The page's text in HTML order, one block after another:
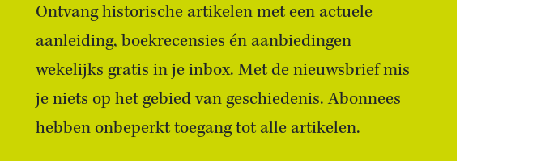
Ontvang historische artikelen met een actuele
aanleiding, boekrecensies én aanbiedingen
wekelijks gratis in je inbox. Met de nieuwsbrief mis
je niets op het gebied van geschiedenis. Abonnees
hebben onbeperkt toegang tot alle artikelen.